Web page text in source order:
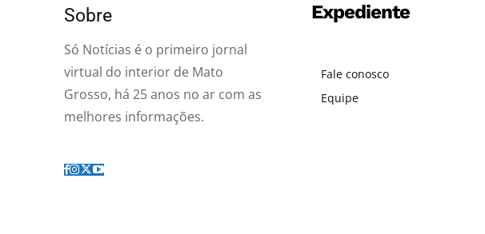
Sobre
Só Notícias é o primeiro jornal
virtual do interior de Mato
Grosso, há 25 anos no ar com as
melhores informações.
Expediente
Fale conosco
Equipe